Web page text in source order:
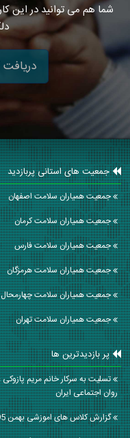
شما هم می توانید در این
جمعیت های استانی پربازدید
جمعیت همیاران سلامت اصفهان
جمعیت همیاران سلامت كرمان
جمعیت همیاران سلامت فارس
جمعیت همیاران سلامت هرمزگان
جمعیت همیاران سلامت
جمعیت همیاران سلامت تهران
پر بازدیدترین ها
تسلیت به سرکار خانم مریم
روان اجتماعی ایران
گزارش کلاس های اموزشی بهمن 95-سرکارخانم نادیا امانی